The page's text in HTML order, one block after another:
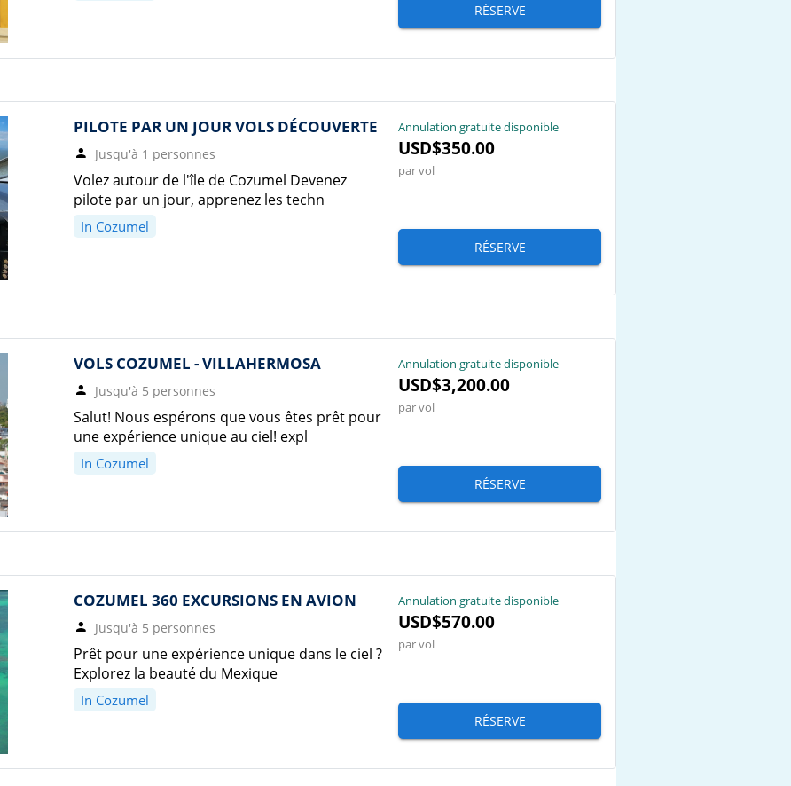
RÉSERVE
PILOTE PAR UN JOUR VOLS DÉCOUVERTE
Jusqu'à 1 personnes
Volez autour de l'île de Cozumel Devenez
pilote par un jour, apprenez les techn
In Cozumel
Annulation gratuite disponible
USD$350.00
par vol
RÉSERVE
VOLS COZUMEL - VILLAHERMOSA
Jusqu'à 5 personnes
Salut! Nous espérons que vous êtes prêt pour
une expérience unique au ciel! expl
In Cozumel
Annulation gratuite disponible
USD$3,200.00
par vol
RÉSERVE
COZUMEL 360 EXCURSIONS EN AVION
Jusqu'à 5 personnes
Prêt pour une expérience unique dans le ciel ?
Explorez la beauté du Mexique
In Cozumel
Annulation gratuite disponible
USD$570.00
par vol
RÉSERVE